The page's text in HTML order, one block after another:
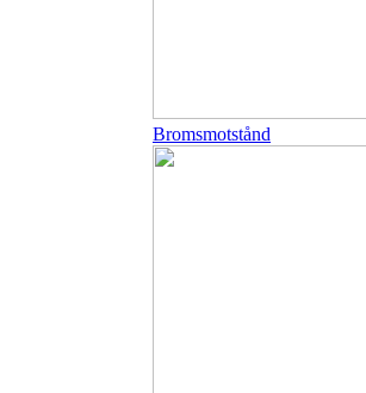
Bromsmotstånd